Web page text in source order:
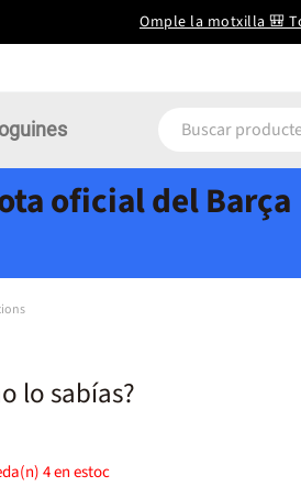
Omple la motxilla 🎒
oficial del Barça
lo sabías?
4en estoc